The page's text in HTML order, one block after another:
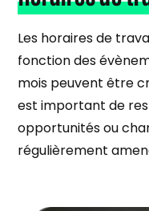
Les horaires de
fonction des
mois peuvent être
est important de
opportunités ou
régulièrement